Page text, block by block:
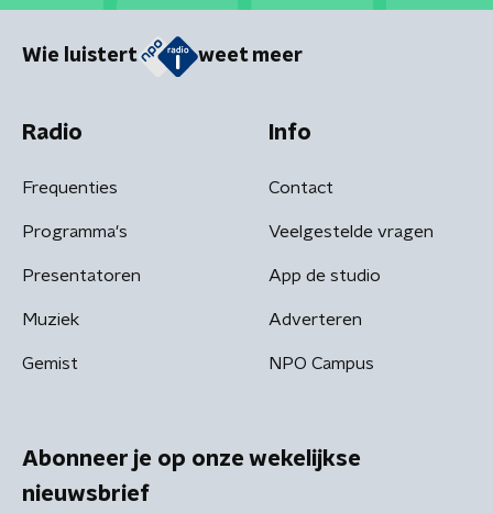
Wie luistert weet meer
Radio
Frequenties
Programma's
Presentatoren
Muziek
Gemist
Info
Contact
Veelgestelde vragen
App de studio
Adverteren
NPO Campus
Abonneer je op onze wekelijkse
nieuwsbrief